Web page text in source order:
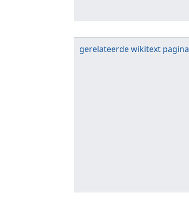
gerelateerde wikitext pagina